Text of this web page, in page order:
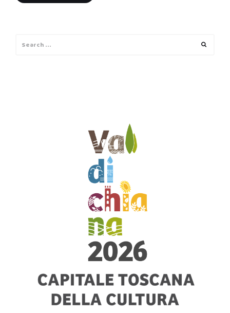
for: